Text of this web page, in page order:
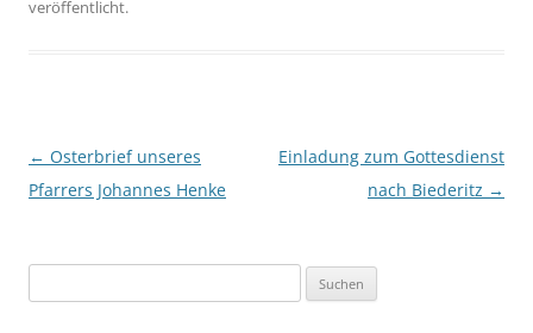
veröffentlicht.
Beitragsnavigation
← Osterbrief unseres
Pfarrers Johannes Henke
Einladung zum Gottesdienst
nach Biederitz →
nach: